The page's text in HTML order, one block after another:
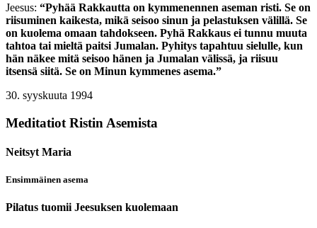
Jeesus: “Pyhää Rakkautta on kymmenennen aseman risti. Se on
riisuminen kaikesta, mikä seisoo sinun ja pelastuksen välillä. Se
on kuolema omaan tahdokseen. Pyhä Rakkaus ei tunnu muuta
tahtoa tai mieltä paitsi Jumalan. Pyhitys tapahtuu sielulle, kun
hän näkee mitä seisoo hänen ja Jumalan välissä, ja riisuu
itsensä siitä. Se on Minun kymmenes asema.”
30. syyskuuta 1994
Meditatiot Ristin Asemista
Neitsyt Maria
Ensimmäinen asema
Pilatus tuomii Jeesuksen kuolemaan